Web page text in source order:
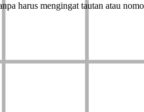
harus mengingat tautan atau